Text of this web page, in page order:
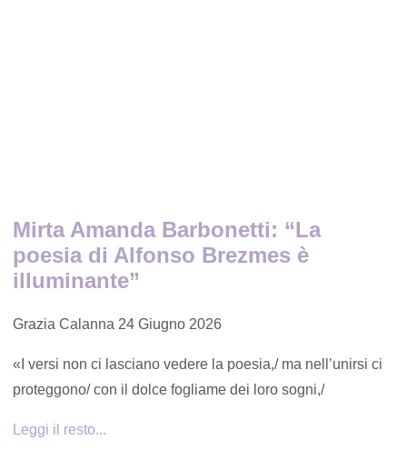
Mirta Amanda Barbonetti: “La
poesia di Alfonso Brezmes è
illuminante”
Grazia Calanna 24 Giugno 2026
«I versi non ci lasciano vedere la poesia,/ ma nell’unirsi ci
proteggono/ con il dolce fogliame dei loro sogni,/
Leggi il resto...